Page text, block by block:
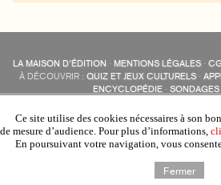
LA MAISON D’ÉDITION · MENTIONS LÉGALES·
À DÉCOUVRIR : QUIZ ET JEUX CULTURELS ·
ENCYCLOPÉDIE·
COLLECTIONS :SAMBUC·ÉDISOLUM·
AUTRES SITES :COLL. « LES
Ce site utilise des cookies nécessaires à son
de mesure d’audience. Pour plus d’informations,
En poursuivant votre navigation, vous
Fermer